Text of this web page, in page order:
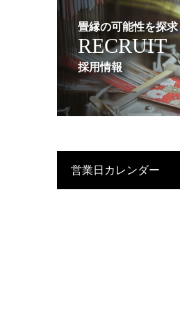
畳縁の可能性を探求
RECRUIT
採用情報
営業日カレンダー